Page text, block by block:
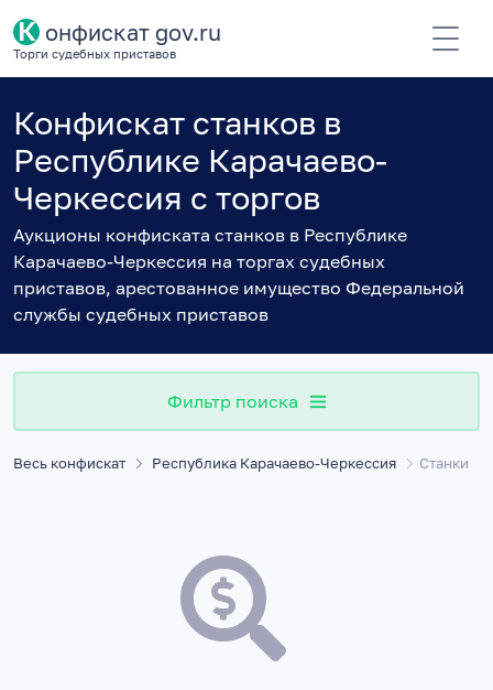
К онфискат gov.ru
Торги судебных приставов
Конфискат станков в
Республике Карачаево-
Черкессия с торгов
Аукционы конфиската станков в Республике
Карачаево-Черкессия на торгах судебных
приставов, арестованное имущество Федеральной
службы судебных приставов
Фильтр поиска
Весь конфискат Республика Карачаево-Черкессия Станки